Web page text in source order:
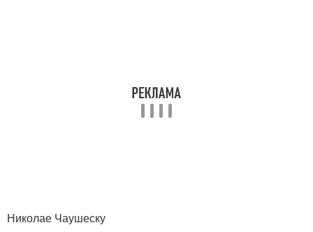
Николае Чаушеску